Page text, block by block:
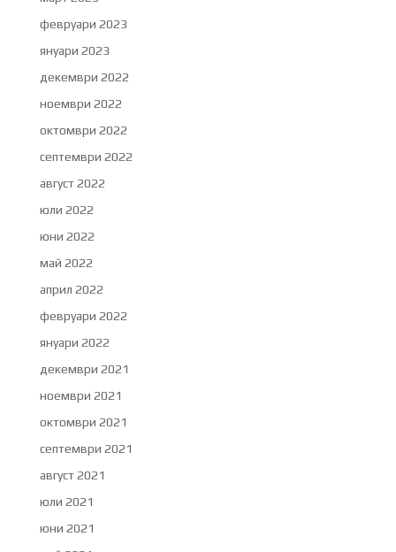
февруари 2023
януари 2023
декември 2022
ноември 2022
октомври 2022
септември 2022
август 2022
юли 2022
юни 2022
май 2022
април 2022
февруари 2022
януари 2022
декември 2021
ноември 2021
октомври 2021
септември 2021
август 2021
юли 2021
юни 2021